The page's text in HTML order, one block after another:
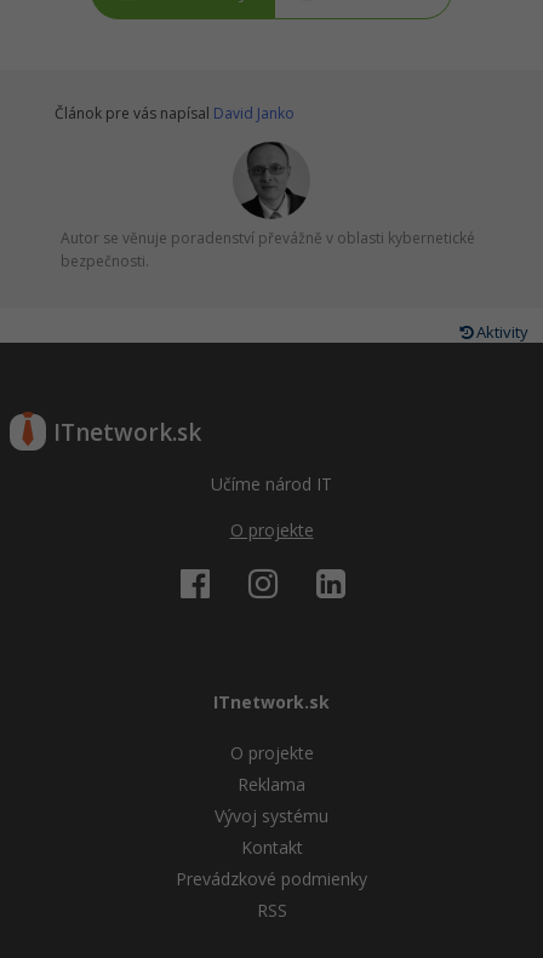
Článok pre vás napísal David Janko
Autor se věnuje poradenství převážně v oblasti kybernetické
bezpečnosti.
Aktivity
ITnetwork.sk
Učíme národ IT
O projekte
ITnetwork.sk
O projekte
Reklama
Vývoj systému
Kontakt
Prevádzkové podmienky
RSS